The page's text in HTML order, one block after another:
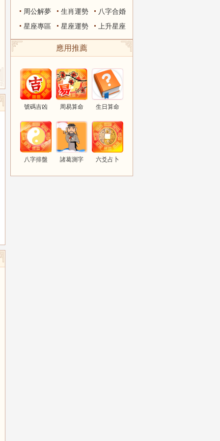
周公解夢 生肖運勢
八字合婚
星座專區
星座運勢 上升星座
應用推薦
號碼吉凶 周易算命 生日算命
八字排盤 諸葛測字 六爻占卜